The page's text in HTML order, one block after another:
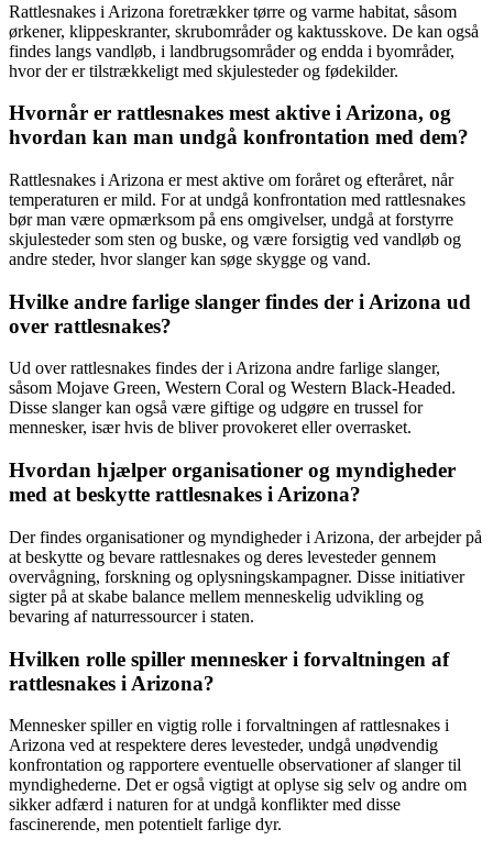
Rattlesnakes i Arizona foretrækker tørre og varme habitat, såsom
ørkener, klippeskranter, skrubområder og kaktusskove. De kan også
findes langs vandløb, i landbrugsområder og endda i byområder,
hvor der er tilstrækkeligt med skjulesteder og fødekilder.
Hvornår er rattlesnakes mest aktive i Arizona, og
hvordan kan man undgå konfrontation med dem?
Rattlesnakes i Arizona er mest aktive om foråret og efteråret, når
temperaturen er mild. For at undgå konfrontation med rattlesnakes
bør man være opmærksom på ens omgivelser, undgå at forstyrre
skjulesteder som sten og buske, og være forsigtig ved vandløb og
andre steder, hvor slanger kan søge skygge og vand.
Hvilke andre farlige slanger findes der i Arizona ud
over rattlesnakes?
Ud over rattlesnakes findes der i Arizona andre farlige slanger,
såsom Mojave Green, Western Coral og Western Black-Headed.
Disse slanger kan også være giftige og udgøre en trussel for
mennesker, især hvis de bliver provokeret eller overrasket.
Hvordan hjælper organisationer og myndigheder
med at beskytte rattlesnakes i Arizona?
Der findes organisationer og myndigheder i Arizona, der arbejder på
at beskytte og bevare rattlesnakes og deres levesteder gennem
overvågning, forskning og oplysningskampagner. Disse initiativer
sigter på at skabe balance mellem menneskelig udvikling og
bevaring af naturressourcer i staten.
Hvilken rolle spiller mennesker i forvaltningen af
rattlesnakes i Arizona?
Mennesker spiller en vigtig rolle i forvaltningen af rattlesnakes i
Arizona ved at respektere deres levesteder, undgå unødvendig
konfrontation og rapportere eventuelle observationer af slanger til
myndighederne. Det er også vigtigt at oplyse sig selv og andre om
sikker adfærd i naturen for at undgå konflikter med disse
fascinerende, men potentielt farlige dyr.